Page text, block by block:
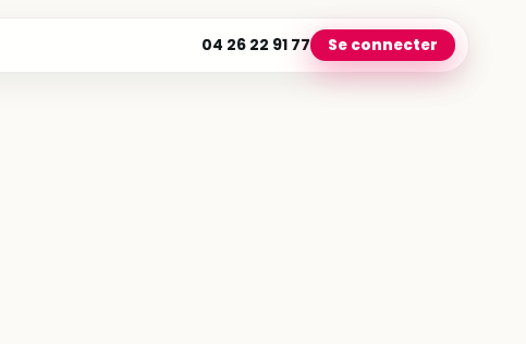
04 26 22 91 77 Se connecter